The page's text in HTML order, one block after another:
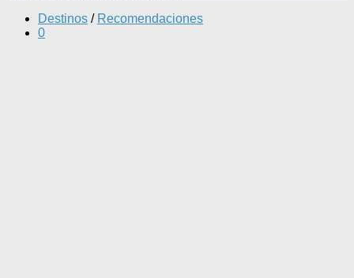
Destinos / Recomendaciones
0